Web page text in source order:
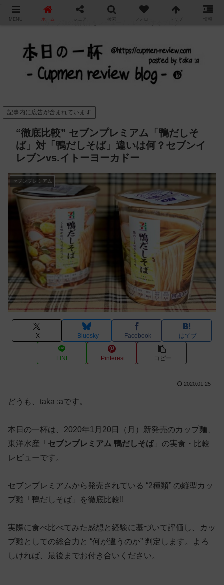
カップ麺の新商品をレビュー / アレンジするブログ
記事内に広告が含まれています
“徹底比較” セブンプレミアム「鴨だしそ
ば」対「鴨だしそば」違いは何？セブンイ
レブンvs.イトーヨーカドー
セブンプレミアム
X Bluesky Facebook はてブ
LINE Pinterest コピー
2020.01.25
どうも、taka :aです。
本日の一杯は、2020年1月20日（月）新発売のカップ麺、
東洋水産「 セブンプレミアム 鴨だしそば」の実食・比較
レビューです。
セブンプレミアムから発売されている “2種類” の縦型カッ
プ麺「鴨だしそば」を徹底比較!!
実際に食べ比べてみた感想と経験に基づいて評価し、カッ
プ麺としての総合力と “何が違うのか” 判定します。よろ
しければ、最後までお付き合いください。
MENU ホーム シェア 検索 フォロー トップ 情報